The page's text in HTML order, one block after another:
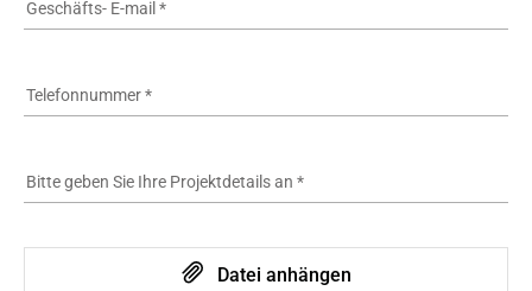
Geschäfts- E-mail*
Telefonnummer*
Bitte geben Sie Ihre Projektdetails an *
Datei anhängen